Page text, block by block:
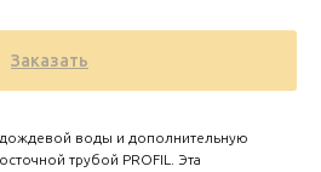
Заказать
воды и дополнительную
трубой PROFIL. Эта